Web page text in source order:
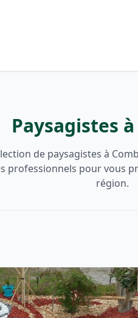
Paysagistes
de paysagistes à
professionnels pour vous
région.